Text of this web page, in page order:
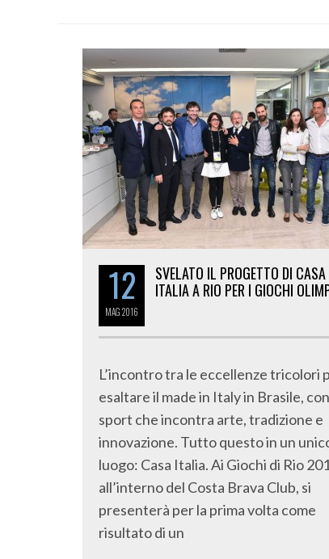
12
MAG2016
SVELATO IL PROGETTO DI CASA
ITALIA A RIO PER I GIOCHI
L’incontro tra le eccellenze tricolori
esaltare il made in Italy in Brasile,
sport che incontra arte, tradizione e
innovazione. Tutto questo in un
luogo: Casa Italia. Ai Giochi di Rio
all’interno del Costa Brava Club, si
presenterà per la prima volta come
risultato di un